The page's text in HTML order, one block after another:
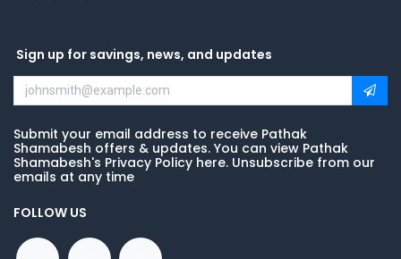
Sign up for savings, news, and updates
Submit your email address to receive Pathak
Shamabesh offers & updates. You can view Pathak
Shamabesh's Privacy Policy here. Unsubscribe from our
emails at any time
FOLLOW US